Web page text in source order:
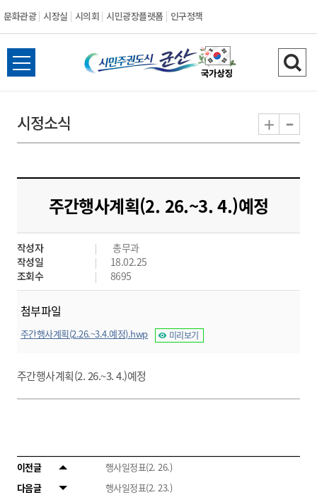
문화관광 시장실 시의회 시민광장플랫폼 인구정책
시
민
도
시
군
산
전
체
뉴
열
검
색
기
시정소식 + -
주간행사계획(2. 26.~3. 4.)예정
작성자
총무과
작성일
18.02.25
조회수
8695
첨부파일
주간행사계획(2.26.~3.4.예정).hwp 미리보기
주간행사계획(2. 26.~3. 4.)예정
이전글
행사일정표(2. 26.)
다음글
행사일정표(2. 23.)